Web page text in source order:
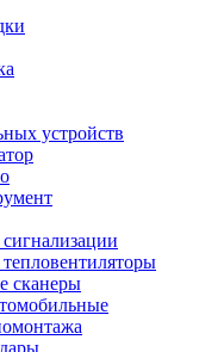
устройств
сканеры